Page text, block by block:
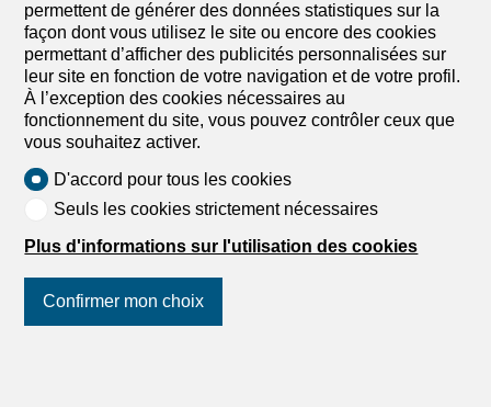
permettent de générer des données statistiques sur la
façon dont vous utilisez le site ou encore des cookies
permettant d’afficher des publicités personnalisées sur
leur site en fonction de votre navigation et de votre profil.
À l’exception des cookies nécessaires au
fonctionnement du site, vous pouvez contrôler ceux que
vous souhaitez activer.
D'accord pour tous les cookies
Seuls les cookies strictement nécessaires
Plus d'informations sur l'utilisation des cookies
Confirmer mon choix